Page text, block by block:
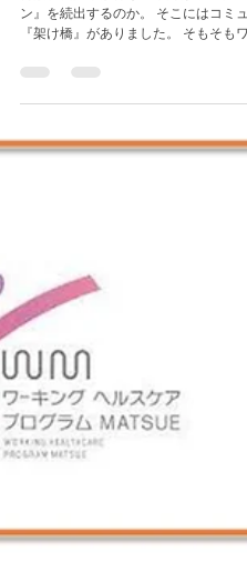
【実施レポート
ファン』を生
るワーケーショ
何故、松江市が行う企業向けワーケ
ン』を続出するのか。 そこにはコミ
『架け橋』がありました。 そもそも
皆さんは『ワーケーション』という言
ありますか？ 一般的には Work(ワーク